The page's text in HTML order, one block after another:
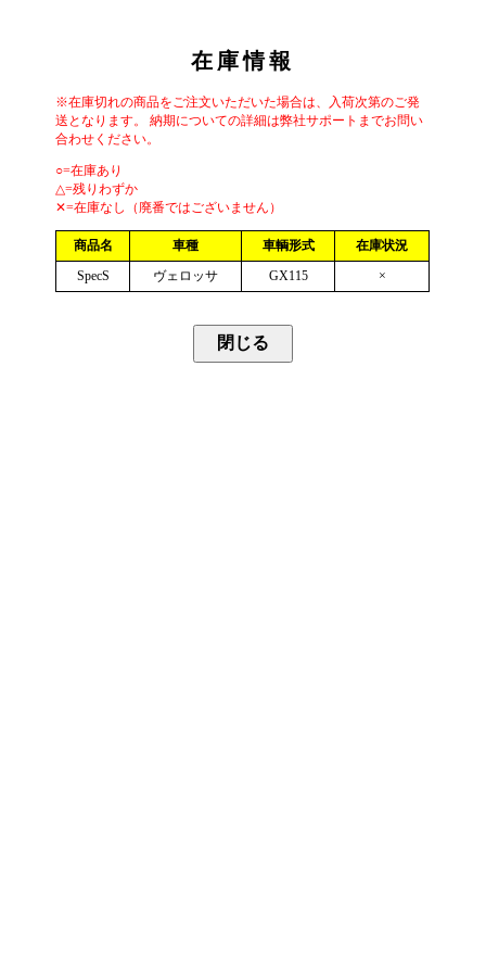
在庫情報
※在庫切れの商品をご注文いただいた場合は、入荷次第のご発
送となります。 納期についての詳細は弊社サポートまでお問い
合わせください。
○=在庫あり
△=残りわずか
✕=在庫なし（廃番ではございません）
商品名 車種 車輌形式
在庫状況
SpecS
ヴェロッサ GX115 ×